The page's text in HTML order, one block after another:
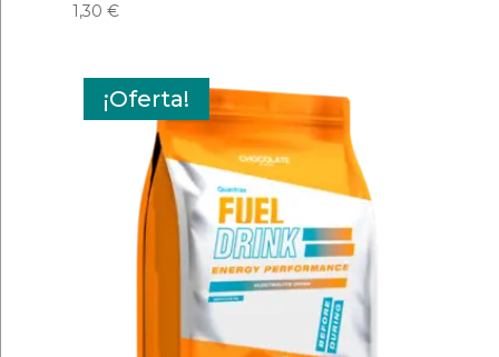
1,30 €
¡Oferta!